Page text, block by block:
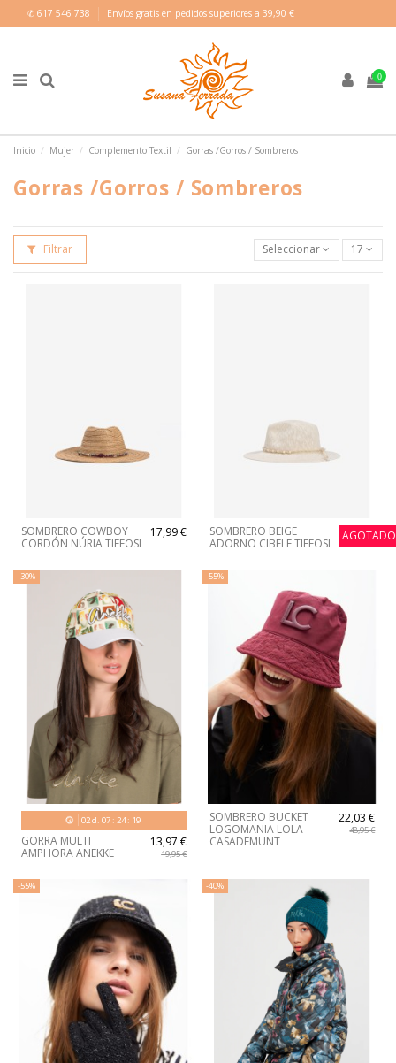
✆ 617 546 738 Envíos gratis en pedidos superiores a 39,90 €
0
Inicio Mujer Complemento Textil Gorras /Gorros / Sombreros
Gorras /Gorros / Sombreros
Filtrar Seleccionar 17
SOMBRERO COWBOY
CORDÓN NÚRIA TIFFOSI
17,99 €
SOMBRERO BEIGE
ADORNO CIBELE TIFFOSI
AGOTADO
17,99 €
-30%
02d. 07 :24: 18
GORRA MULTI
AMPHORA ANEKKE
13,97 €
19,95 €
-55%
SOMBRERO BUCKET
LOGOMANIA LOLA
CASADEMUNT
22,03 €
48,95 €
-55% -40%